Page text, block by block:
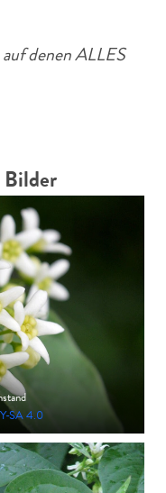
denen ALLES
Bilder
SA 4.0